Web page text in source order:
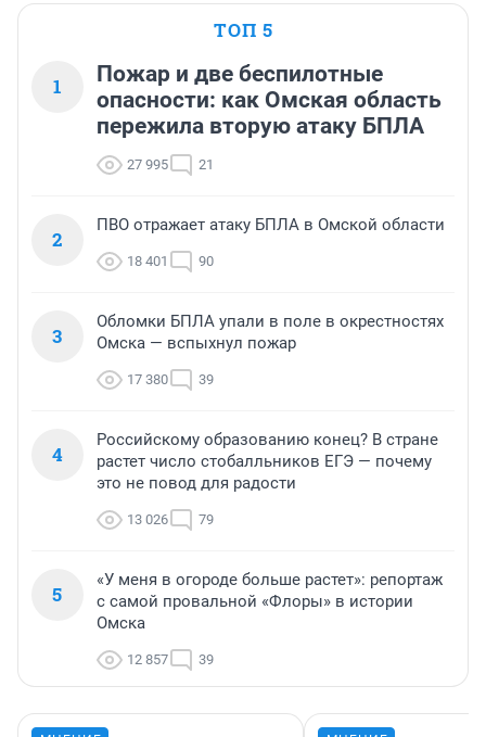
ТОП 5
1
Пожар и две беспилотные
опасности: как Омская область
пережила вторую атаку БПЛА
27 995 21
2
ПВО отражает атаку БПЛА в Омской области
18 401 90
3
Обломки БПЛА упали в поле в окрестностях
Омска — вспыхнул пожар
17 380 39
4
Российскому образованию конец? В стране
растет число стобалльников ЕГЭ — почему
это не повод для радости
13 026 79
5
«У меня в огороде больше растет»: репортаж
с самой провальной «Флоры» в истории
Омска
12 857 39